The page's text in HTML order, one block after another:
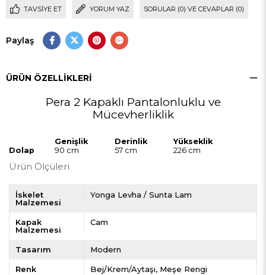
TAVSIYE ET YORUM YAZ SORULAR (0) VE CEVAPLAR (0)
Paylaş
ÜRÜN ÖZELLIKLERI
Pera 2 Kapaklı Pantalonluklu ve
Mücevherliklik
Ürün Ölçüleri
Genişlik Derinlik
Yükseklik
Dolap
90 cm 57 cm 226 cm
İskelet
Malzemesi
Yonga Levha / Sunta Lam
Kapak
Malzemesi
Cam
Tasarım Modern
Renk Bej/Krem/Aytaşı Meşe Rengi